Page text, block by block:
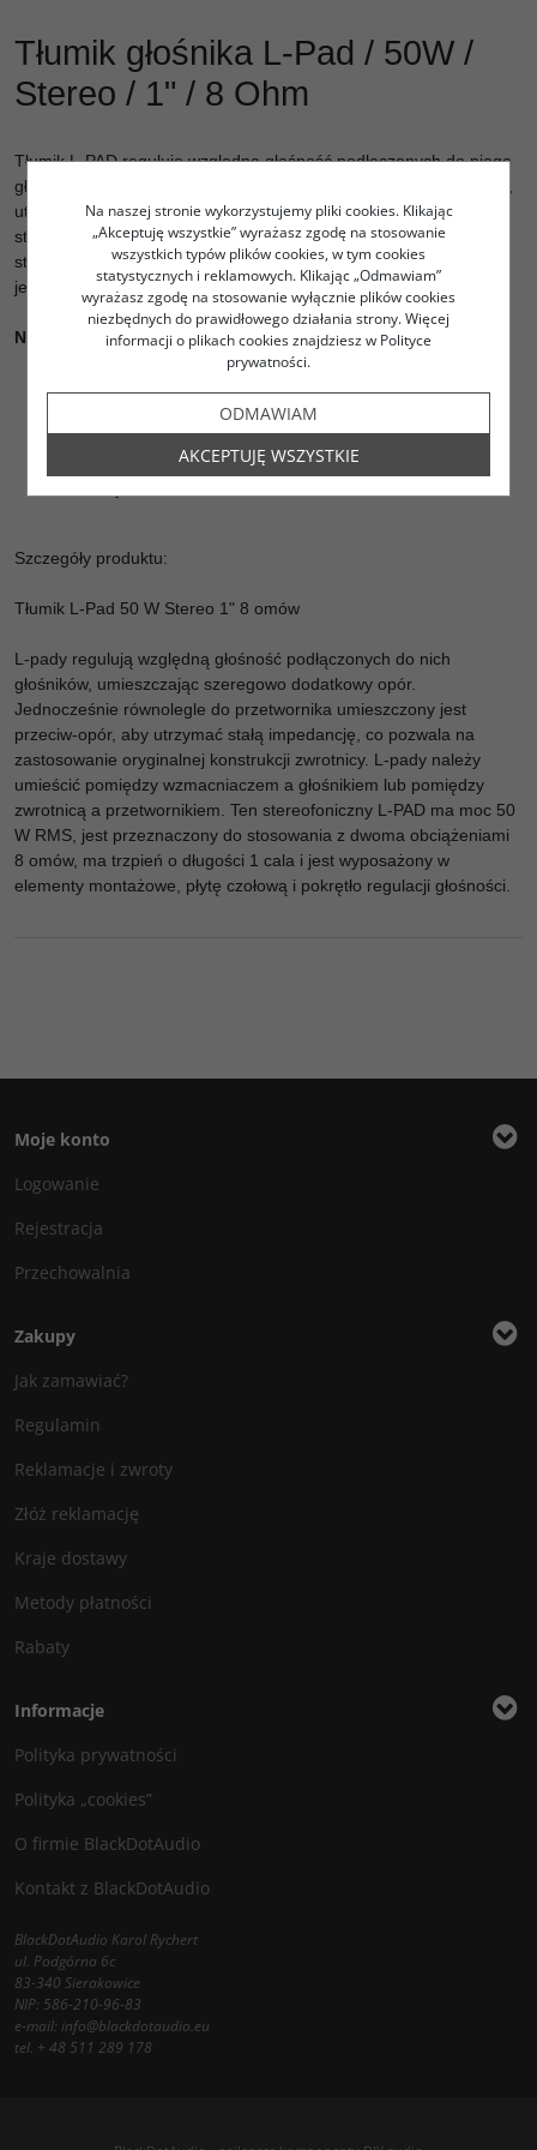
Tłumik głośnika L-Pad / 50W /
Stereo / 1" / 8 Ohm
Tłumik L-PAD reguluje względną głośność podłączonych do niego
głośników, umieszczając dodatkowy opór szeregowo i równolegle,
utrzymując impedancję na stałym poziomie 8 omów. Ten
stereofoniczny L-PAD ma moc 100 W RMS, jest przeznaczony do
stosowania z dwoma obciążeniami 8 omów, ma długość osi 1" i
jest dostarczany z elementami montażowymi.
Najważniejsze cechy:
Świetnie nadaje się do poprawiania konstrukcji głośników
Utrzymuje stałą impedancję 8 omów
Szczegóły produktu:
Tłumik L-Pad 50 W Stereo 1" 8 omów
L-pady regulują względną głośność podłączonych do nich
głośników, umieszczając szeregowo dodatkowy opór.
Jednocześnie równolegle do przetwornika umieszczony jest
przeciw-opór, aby utrzymać stałą impedancję, co pozwala na
zastosowanie oryginalnej konstrukcji zwrotnicy. L-pady należy
umieścić pomiędzy wzmacniaczem a głośnikiem lub pomiędzy
zwrotnicą a przetwornikiem. Ten stereofoniczny L-PAD ma moc 50
W RMS, jest przeznaczony do stosowania z dwoma obciążeniami
8 omów, ma trzpień o długości 1 cala i jest wyposażony w
elementy montażowe, płytę czołową i pokrętło regulacji głośności.
Moje konto
Logowanie
Rejestracja
Przechowalnia
Zakupy
Jak zamawiać?
Regulamin
Reklamacje i zwroty
Złóż reklamację
Kraje dostawy
Metody płatności
Rabaty
Informacje
Polityka prywatności
Polityka „cookies”
O firmie BlackDotAudio
Kontakt z BlackDotAudio
BlackDotAudio Karol Rychert
ul. Podgórna 6c
83-340 Sierakowice
NIP: 586-210-96-83
e-mail:info@blackdotaudio.eu
tel. + 48 511 289 178
Na naszej stronie wykorzystujemy pliki cookies. Klikając
„Akceptuję wszystkie” wyrażasz zgodę na stosowanie
wszystkich typów plików cookies, w tym cookies
statystycznych i reklamowych. Klikając „Odmawiam”
wyrażasz zgodę na stosowanie wyłącznie plików cookies
niezbędnych do prawidłowego działania strony. Więcej
informacji o plikach cookies znajdziesz w Polityce
prywatności.
ODMAWIAM
AKCEPTUJĘ WSZYSTKIE